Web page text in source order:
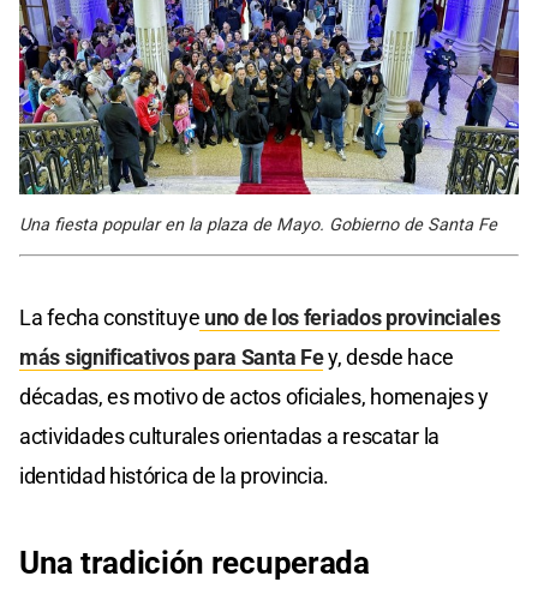
Una fiesta popular en la plaza de Mayo. Gobierno de Santa Fe
La fecha constituye uno de los feriados provinciales
más significativos para Santa Fey, desde hace
décadas, es motivo de actos oficiales, homenajes y
actividades culturales orientadas a rescatar la
identidad histórica de la provincia.
Una tradición recuperada